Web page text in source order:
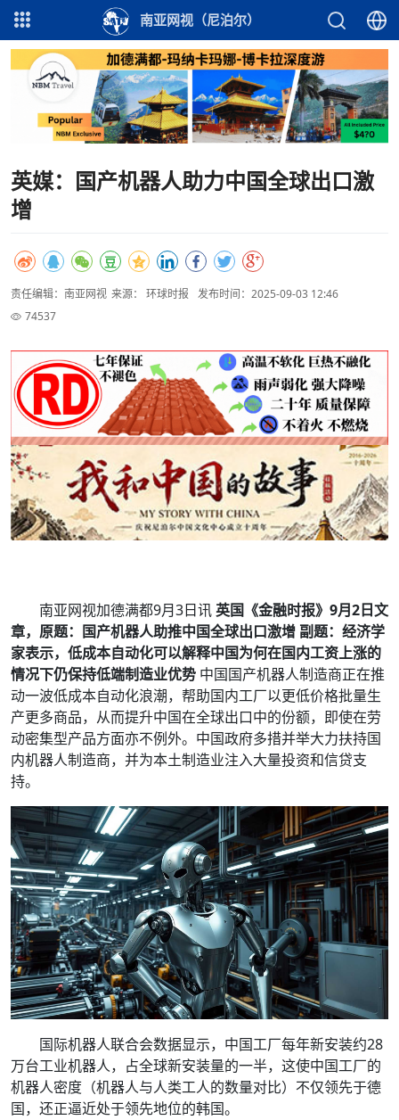
南亚网视（尼泊尔）
英媒：国产机器人助力中国全球出口激
增
责任编辑：南亚网视 来源： 环球时报
发布时间：2025-09-03 12:46
74537
南亚网视加德满都9月3日讯 英国《金融时报》9月2日文
章，原题：国产机器人助推中国全球出口激增 副题：经济学
家表示，低成本自动化可以解释中国为何在国内工资上涨的
情况下仍保持低端制造业优势 中国国产机器人制造商正在推
动一波低成本自动化浪潮，帮助国内工厂以更低价格批量生
产更多商品，从而提升中国在全球出口中的份额，即使在劳
动密集型产品方面亦不例外。中国政府多措并举大力扶持国
内机器人制造商，并为本土制造业注入大量投资和信贷支
持。
国际机器人联合会数据显示，中国工厂每年新安装约28
万台工业机器人，占全球新安装量的一半，这使中国工厂的
机器人密度（机器人与人类工人的数量对比）不仅领先于德
国，还正逼近处于领先地位的韩国。